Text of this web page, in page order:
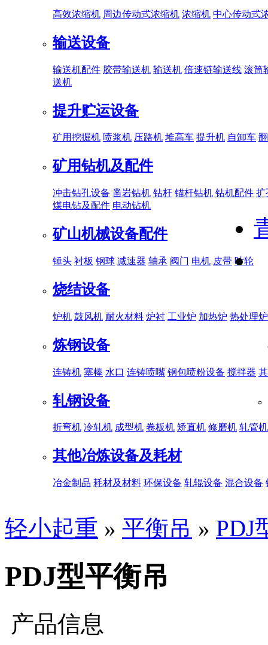
高效浓缩机 周边传动式浓缩机 浓缩机 中心传动式
输送设备
输送机配件 胶带输送机 输送机 倍速链输送线 滚筒
送机
提升贮运设备
矿用挖掘机 喷浆机 压路机 堆高车 提升机 自卸车
矿用钻机及配件
冲击钻孔设备 凿岩钻机 钻杆 锚杆钻机 钻机配件 扩
煤电钻及配件 电动钻机
矿山机械设备配件
锤头 衬板 钢球 减速器 轴承 阀门 电机 皮带 叶轮
烧结设备
炉机 鼓风机 耐火材料 炉衬 工业炉 加热炉 热处理炉
炼钢设备
连铸机 塞棒 水口 连铸喷嘴 钢包喷粉设备 搅拌器
轧钢设备
折弯机 冷轧机 成型机 卷板机 矫直机 修磨机 轧管机
其他冶炼设备及耗材
冶金制品 耗材及材料 环保设备 轧辊设备 混合设备
轻小起重 » 平衡吊 » PDJ
PDJ型平衡吊
产品信息